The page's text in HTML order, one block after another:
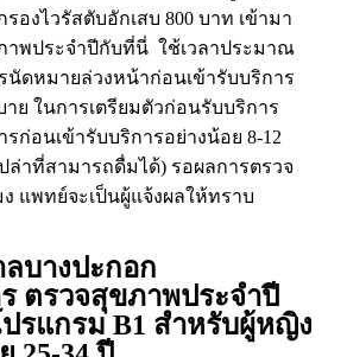
องไวรัสตับอักเสบ 800 บาท เข้ามา
าพประจำปีกับที่นี่ ใช้เวลาประมาณ
นัดหมายล่วงหน้าก่อนเข้ารับบริการ
ย ในการเตรียมตัวก่อนรับบริการ
ก่อนเข้ารับบริการอย่างน้อย 8-12
ล่าที่สามารถดื่มได้) รอผลการตรวจ
แพทย์จะเป็นผู้แจ้งผลให้ทราบ
ลบางปะกอก
ตรวจสุขภาพประจำปี
ปรแกรม B1 สำหรับผู้หญิง